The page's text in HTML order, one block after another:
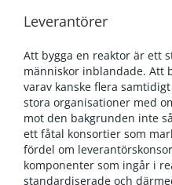
Leverantörer
Att bygga en reaktor är ett
människor inblandade. Att
varav kanske flera
stora organisationer med
mot den bakgrunden inte
ett fåtal konsortier som
fördel om
komponenter som ingår i
standardiserade och